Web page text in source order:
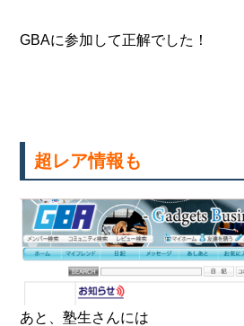
GBAに参加して正解でした！
超レア情報も
あと、塾生さんには